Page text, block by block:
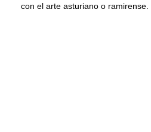
con el arte asturiano o ramirense.